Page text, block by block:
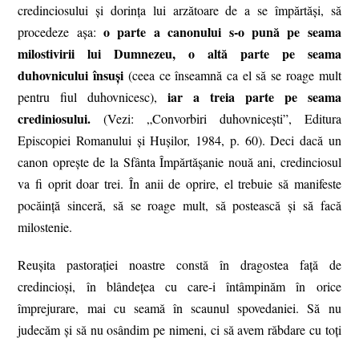
credinciosului și dorința lui arzătoare de a se împărtăși, să
procedeze așa:o parte a canonului s-o pună pe seama
milostivirii lui Dumnezeu, o altă parte pe seama
duhovnicului însuși (ceea ce înseamnă ca el să se roage mult
pentru fiul duhovnicesc),iar a treia parte pe seama
crediniosului. (Vezi: „Convorbiri duhovnicești”, Editura
Episcopiei Romanului și Hușilor, 1984, p. 60). Deci dacă un
canon oprește de la Sfânta Împărtășanie nouă ani, credinciosul
va fi oprit doar trei. În anii de oprire, el trebuie să manifeste
pocăință sinceră, să se roage mult, să postească și să facă
milostenie.
Reușita pastorației noastre constă în dragostea față de
credincioși, în blândețea cu care-i întâmpinăm în orice
împrejurare, mai cu seamă în scaunul spovedaniei. Să nu
judecăm și să nu osândim pe nimeni, ci să avem răbdare cu toți